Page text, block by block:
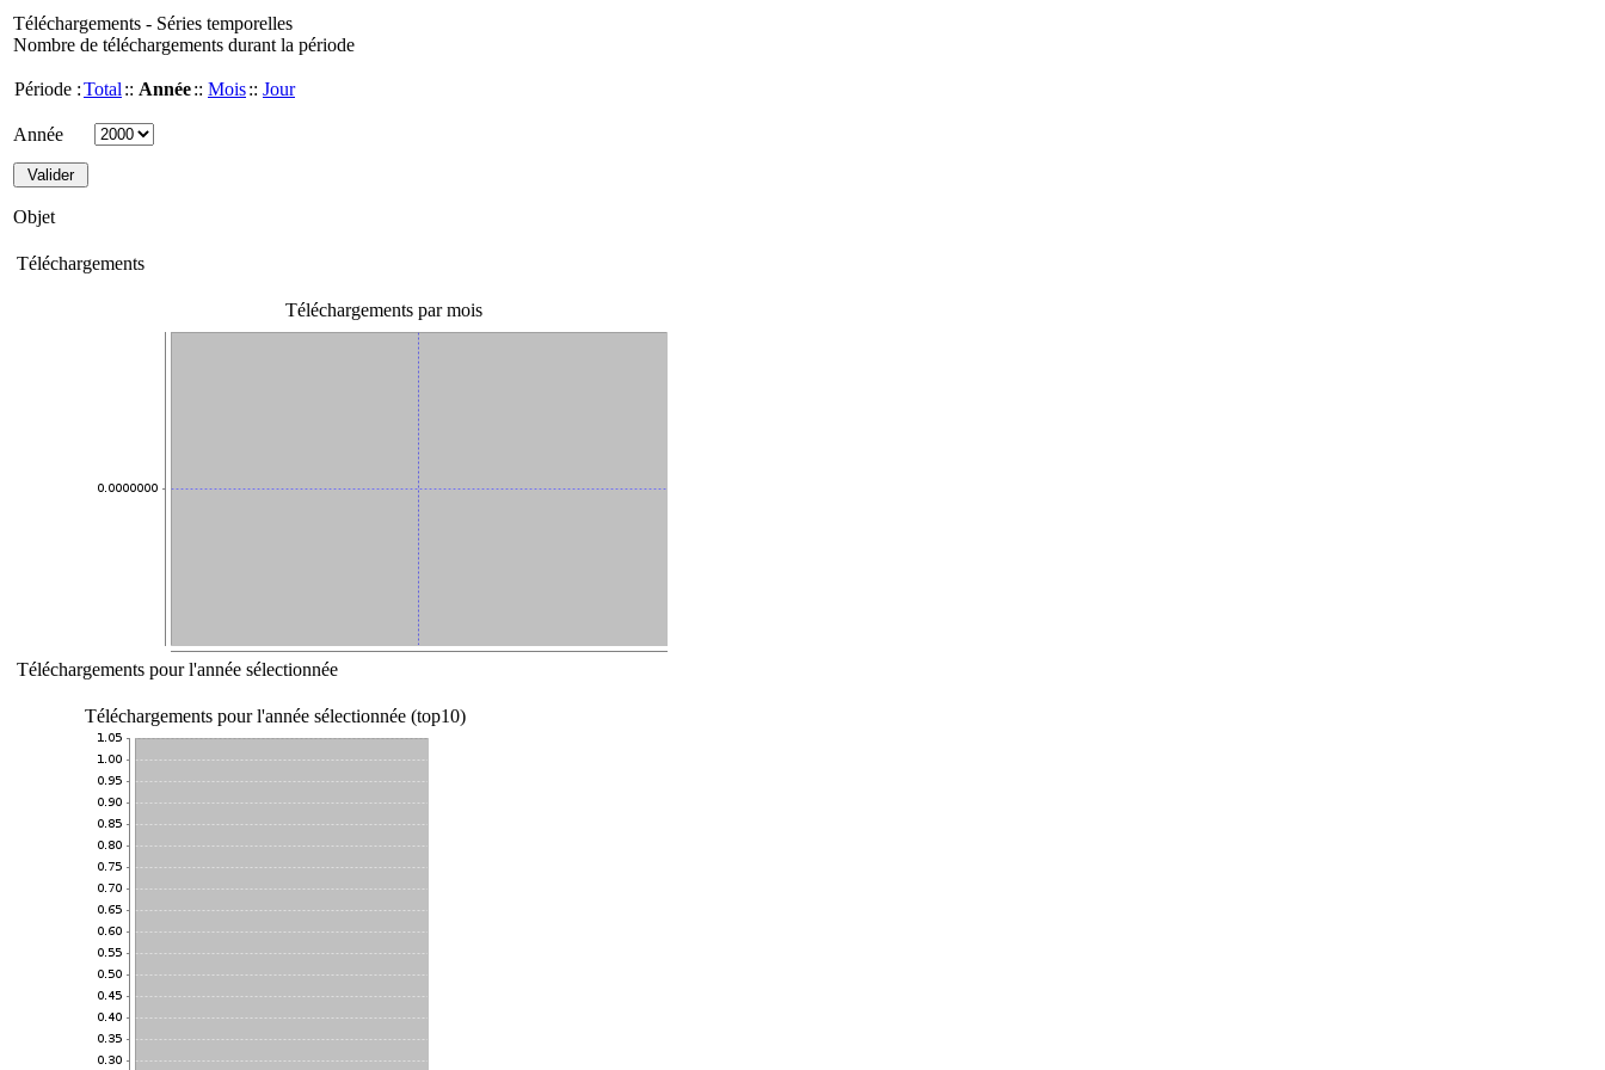
Téléchargements - Séries temporelles
Nombre de téléchargements durant la période
Période :Total :: Année:: Mois:: Jour
Année
Objet
Téléchargements
Téléchargements par mois
Téléchargements pour l'année sélectionnée
Téléchargements pour l'année sélectionnée (top10)